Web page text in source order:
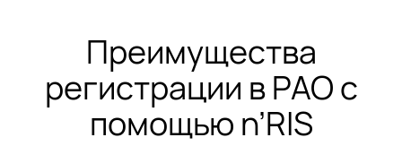
Преимущества
регистрации в РАО с
помощью n’RIS